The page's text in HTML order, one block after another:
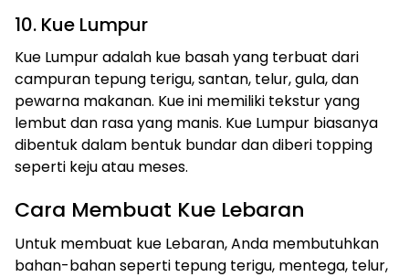
10. Kue Lumpur
Kue Lumpur adalah kue basah yang terbuat dari
campuran tepung terigu, santan, telur, gula, dan
pewarna makanan. Kue ini memiliki tekstur yang
lembut dan rasa yang manis. Kue Lumpur biasanya
dibentuk dalam bentuk bundar dan diberi topping
seperti keju atau meses.
Cara Membuat Kue Lebaran
Untuk membuat kue Lebaran, Anda membutuhkan
bahan-bahan seperti tepung terigu, mentega, telur,